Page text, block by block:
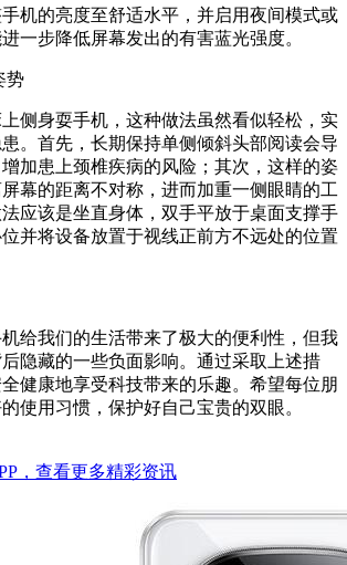
机的亮度至舒适水平，并启用夜间模式或
一步降低屏幕发出的有害蓝光强度。
势
侧身耍手机，这种做法虽然看似轻松，实
。首先，长期保持单侧倾斜头部阅读会导
加患上颈椎疾病的风险；其次，这样的姿
幕的距离不对称，进而加重一侧眼睛的工
应该是坐直身体，双手平放于桌面支撑手
并将设备放置于视线正前方不远处的位置
给我们的生活带来了极大的便利性，但我
隐藏的一些负面影响。通过采取上述措
健康地享受科技带来的乐趣。希望每位朋
使用习惯，保护好自己宝贵的双眼。
，查看更多精彩资讯